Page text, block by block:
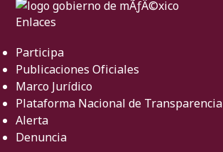
Enlaces
Participa
Publicaciones Oficiales
Marco Jurídico
Plataforma Nacional de Transparencia
Alerta
Denuncia